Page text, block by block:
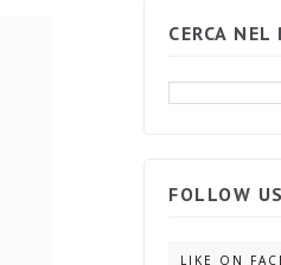
CERCA NEL
FOLLOW US
LIKE ON